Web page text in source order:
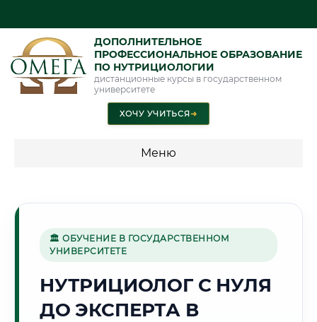
ДОПОЛНИТЕЛЬНОЕ
ПРОФЕССИОНАЛЬНОЕ ОБРАЗОВАНИЕ
ПО НУТРИЦИОЛОГИИ
дистанционные курсы в государственном
университете
ХОЧУ УЧИТЬСЯ➜
Меню
🏛️
Г. БУХАРА
🏛 ОБУЧЕНИЕ В ГОСУДАРСТВЕННОМ
УНИВЕРСИТЕТЕ
НУТРИЦИОЛОГ С НУЛЯ
ДО ЭКСПЕРТА В